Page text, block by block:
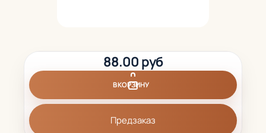
88.00 руб
В КОРЗИНУ
Предзаказ